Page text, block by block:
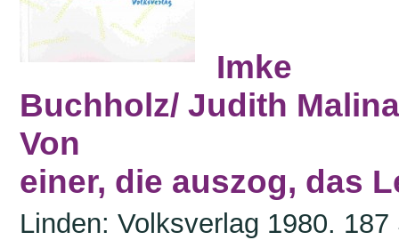
Imke
Buchholz/ Judith
Von
einer, die auszog, das
Linden: Volksverlag 1980.